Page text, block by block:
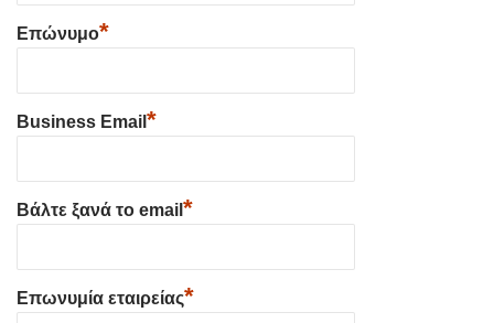
Επώνυμο*
Business Email *
Βάλτε ξανά το email *
Επωνυμία εταιρείας*